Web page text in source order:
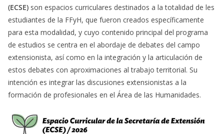
(ECSE) son espacios curriculares destinados a la totalidad de les
estudiantes de la FFyH, que fueron creados específicamente
para esta modalidad, y cuyo contenido principal del programa
de estudios se centra en el abordaje de debates del campo
extensionista, así como en la integración y la articulación de
estos debates con aproximaciones al trabajo territorial. Su
intención es integrar las discusiones extensionistas a la
formación de profesionales en el Área de las Humanidades.